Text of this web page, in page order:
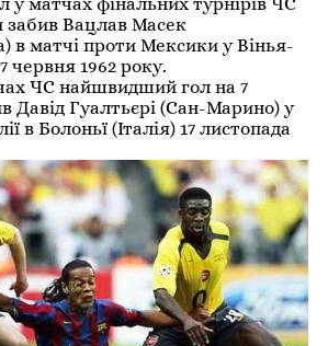
забив Вацлав Масек
в матчі проти Мексики у Вінья-
червня 1962 року.
ЧС найшвидший гол на 7
Давід Гуалтьєрі (Сан-Марино) у
в Болоньї (Італія) 17 листопада